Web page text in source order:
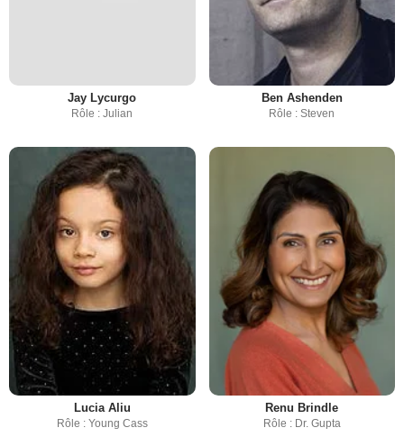
Jay Lycurgo
Rôle : Julian
Ben Ashenden
Rôle : Steven
Lucia Aliu
Rôle : Young Cass
Renu Brindle
Rôle : Dr. Gupta